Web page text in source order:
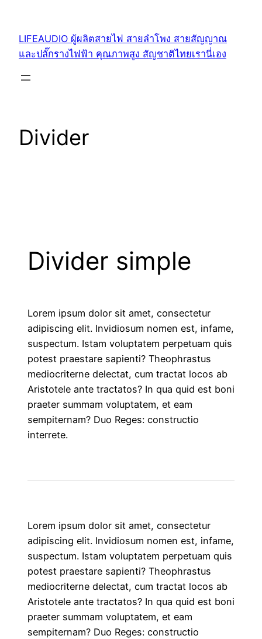
content
LIFEAUDIO ผู้ผลิตสายไฟ สายลำโพง สายสัญญาณ
และปลั๊กรางไฟฟ้า คุณภาพสูง สัญชาติไทยเรานี่เอง
Divider
Divider simple
Lorem ipsum dolor sit amet, consectetur
adipiscing elit. Invidiosum nomen est, infame,
suspectum. Istam voluptatem perpetuam quis
potest praestare sapienti? Theophrastus
mediocriterne delectat, cum tractat locos ab
Aristotele ante tractatos? In qua quid est boni
praeter summam voluptatem, et eam
sempiternam? Duo Reges: constructio
interrete.
Lorem ipsum dolor sit amet, consectetur
adipiscing elit. Invidiosum nomen est, infame,
suspectum. Istam voluptatem perpetuam quis
potest praestare sapienti? Theophrastus
mediocriterne delectat, cum tractat locos ab
Aristotele ante tractatos? In qua quid est boni
praeter summam voluptatem, et eam
sempiternam? Duo Reges: constructio